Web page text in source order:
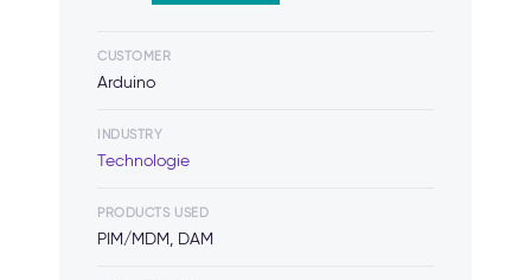
CUSTOMER
Arduino
INDUSTRY
Technologie
PRODUCTS USED
PIM/MDM, DAM